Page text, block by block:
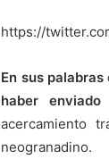
https://
En sus
haber
acercamiento
neogranadino.